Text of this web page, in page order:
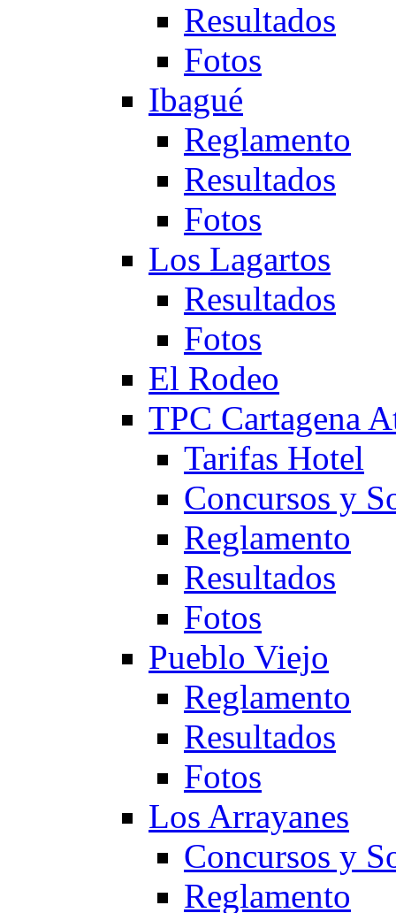
Resultados
Fotos
Ibagué
Reglamento
Resultados
Fotos
Los Lagartos
Resultados
Fotos
El Rodeo
TPC Cartagena
Tarifas Hotel
Concursos y
Reglamento
Resultados
Fotos
Pueblo Viejo
Reglamento
Resultados
Fotos
Los Arrayanes
Concursos y
Reglamento